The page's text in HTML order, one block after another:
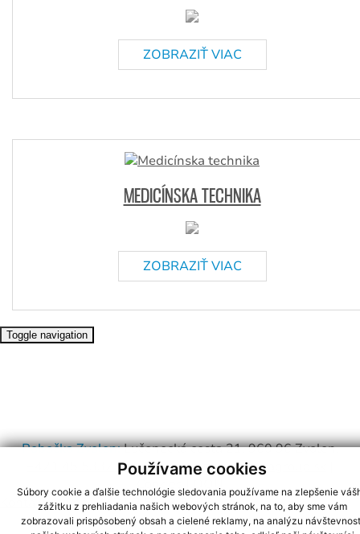
Používame cookies
Súbory cookie a ďalšie technológie sledovania používame na zlepšenie
zážitku z prehliadania našich webových stránok, na to, aby sme vám
zobrazovali prispôsobený obsah a cielené reklamy, na analýzu
ZOBRAZIŤ VIAC
MEDICÍNSKA TECHNIKA
ZOBRAZIŤ VIAC
Toggle navigation
Pobočka Zvolen:Lučenecká cesta 21, 960 96 Zvolen,
+421 45 5332 446|pharma-zv@pharmagroup.sk
Cookies | OOU
Kontaktujte nás+421 2 5249 3757